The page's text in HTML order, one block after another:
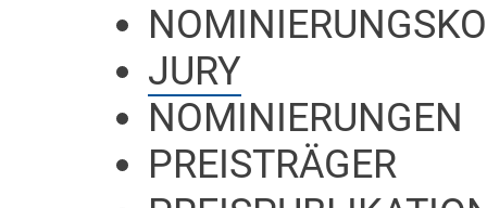
JURY
NOMINIERUNGEN
PREISTRÄGER